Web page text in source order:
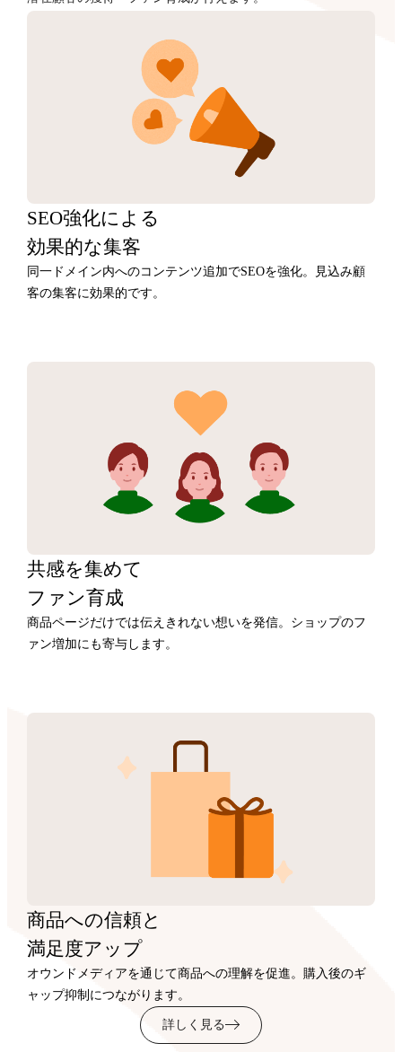
SEO強化による
効果的な集客
同一ドメイン内へのコンテンツ追加でSEOを強化。見込み顧
客の集客に効果的です。
共感を集めて
ファン育成
商品ページだけでは伝えきれない想いを発信。ショップのフ
ァン増加にも寄与します。
商品への信頼と
満足度アップ
オウンドメディアを通じて商品への理解を促進。購入後のギ
ャップ抑制につながります。
詳しく見る